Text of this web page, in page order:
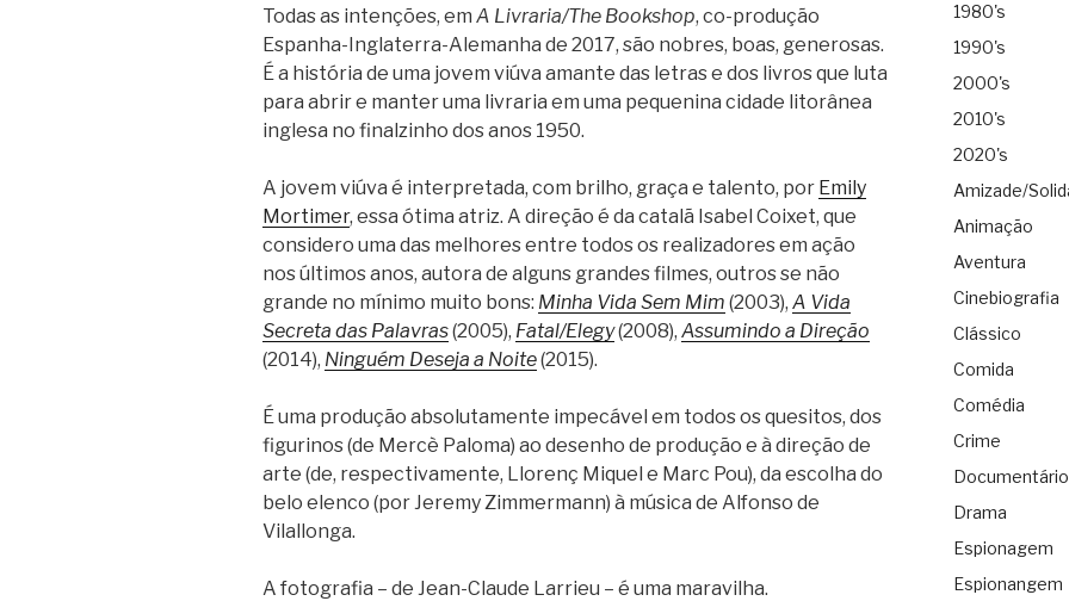
Todas as intenções, em A Livraria/The Bookshop, co-produção
Espanha-Inglaterra-Alemanha de 2017, são nobres, boas, generosas.
É a história de uma jovem viúva amante das letras e dos livros que luta
para abrir e manter uma livraria em uma pequenina cidade litorânea
inglesa no finalzinho dos anos 1950.
A jovem viúva é interpretada, com brilho, graça e talento, por Emily
Mortimer, essa ótima atriz. A direção é da catalã Isabel Coixet, que
considero uma das melhores entre todos os realizadores em ação
nos últimos anos, autora de alguns grandes filmes, outros se não
grande no mínimo muito bons: Minha Vida Sem Mim (2003), A Vida
Secreta das Palavras(2005), Fatal/Elegy(2008), Assumindo a Direção
(2014), Ninguém Deseja a Noite(2015).
É uma produção absolutamente impecável em todos os quesitos, dos
figurinos (de Mercè Paloma) ao desenho de produção e à direção de
arte (de, respectivamente, Llorenç Miquel e Marc Pou), da escolha do
belo elenco (por Jeremy Zimmermann) à música de Alfonso de
Vilallonga.
A fotografia – de Jean-Claude Larrieu – é uma maravilha.
1980's
1990's
2000's
2010's
2020's
Amizade/
Animação
Aventura
Cinebiografia
Clássico
Comida
Comédia
Crime
Documentário
Drama
Espionagem
Espionangem